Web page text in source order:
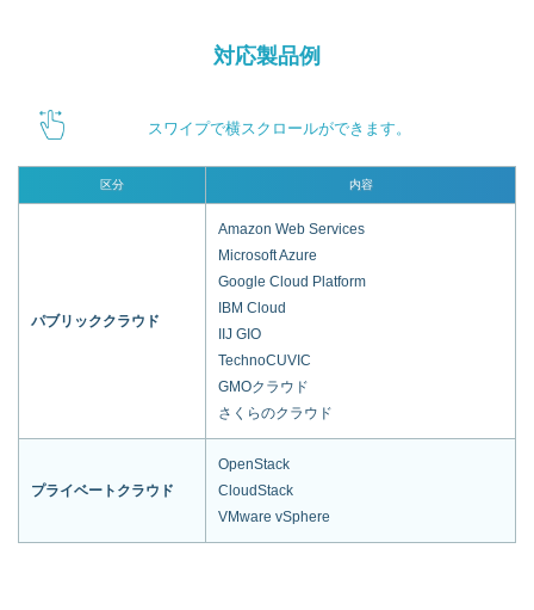
対応製品例
スワイプで横スクロールができます。
区分 内容
パブリッククラウド
Amazon Web Services
Microsoft Azure
Google Cloud Platform
IBM Cloud
IIJ GIO
TechnoCUVIC
GMOクラウド
さくらのクラウド
プライベートクラウド
OpenStack
CloudStack
VMware vSphere